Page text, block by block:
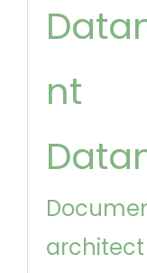
nt
architect